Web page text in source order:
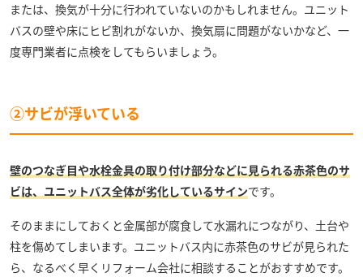
または、換気が十分に行われていないのかもしれません。ユニット
バスの壁や床にヒビ割れがないか、換気扇に問題がないかなど、一
度専門業者に点検をしてもらいましょう。
②サビが浮いている
壁のつなぎ目や水栓金具の取り付け部分などに見られる赤茶色のサ
ビは、ユニットバス全体が劣化しているサインです。
そのままにしておくと金属部が腐食して水漏れにつながり、土台や
柱を傷めてしまいます。ユニットバス内に赤茶色のサビが見られた
ら、なるべく早くリフォーム会社に相談することがおすすめです。